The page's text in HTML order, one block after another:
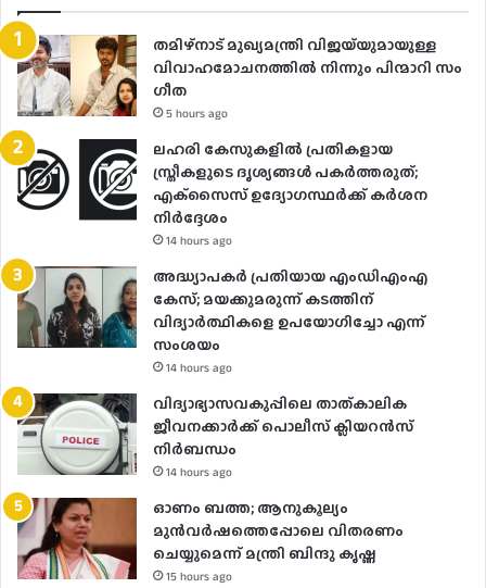
തമിഴ്നാട് മുഖ്യമന്ത്രി വിജയ്‌യുമായുള്ള
വിവാഹമോചനത്തിൽ നിന്നും പിന്മാറി സം​
ഗീത
5 hours ago
ലഹരി കേസുകളിൽ പ്രതികളായ
സ്ത്രീകളുടെ ദൃശ്യങ്ങൾ പകർത്തരുത്;
എക്‌സൈസ് ഉദ്യോഗസ്ഥർക്ക് കർശന
നിർദ്ദേശം
14 hours ago
അദ്ധ്യാപകർ പ്രതിയായ എംഡിഎംഎ
കേസ്; മയക്കുമരുന്ന് കടത്തിന്
വിദ്യാർത്ഥികളെ ഉപയോ​ഗിച്ചോ എന്ന്
സംശയം
14 hours ago
വിദ്യാഭ്യാസവകുപ്പിലെ താത്കാലിക
ജീവനക്കാർക്ക് പൊലീസ് ക്ലിയറൻസ്
നിർബന്ധം
14 hours ago
ഓണം ബത്ത; ആനുകൂല്യം
മുൻവർഷത്തെപ്പോലെ വിതരണം
ചെയ്യുമെന്ന് മന്ത്രി ബിന്ദു കൃഷ്ണ
15 hours ago